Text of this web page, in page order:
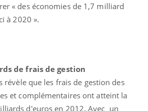
« des économies de 1,7 milliard
à 2020 ».
de frais de gestion
révèle que les frais de gestion des
et complémentaires ont atteint la
d'euros en 2012. Avec un